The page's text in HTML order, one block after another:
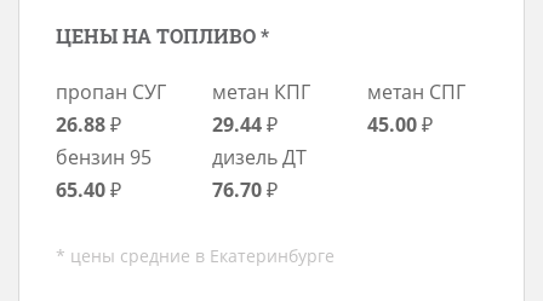
ЦЕНЫ НА ТОПЛИВО *
пропан СУГ
26.88₽
метан КПГ
29.44₽
метан СПГ
45.00₽
бензин 95
65.40₽
дизель ДТ
76.70₽
* цены средние в Екатеринбурге